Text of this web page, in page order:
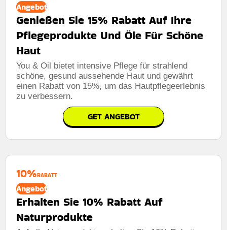
Angebot
Genießen Sie 15% Rabatt Auf Ihre
Pflegeprodukte Und Öle Für Schöne
Haut
You & Oil bietet intensive Pflege für strahlend
schöne, gesund aussehende Haut und gewährt
einen Rabatt von 15%, um das Hautpflegeerlebnis
zu verbessern.
GET ANGEBOT
10%RABATT
Angebot
Erhalten Sie 10% Rabatt Auf
Naturprodukte